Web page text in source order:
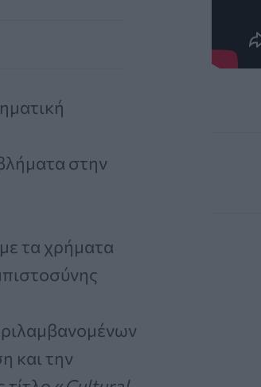
στην
τα χρήματα
και την